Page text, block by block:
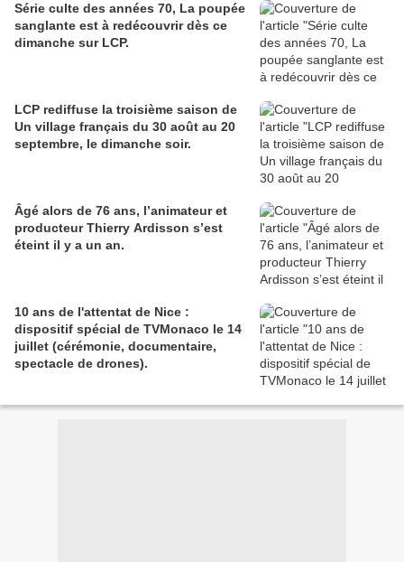
Série culte des années 70, La poupée
sanglante est à redécouvrir dès ce
dimanche sur LCP.
LCP rediffuse la troisième saison de
Un village français du 30 août au 20
septembre, le dimanche soir.
Âgé alors de 76 ans, l’animateur et
producteur Thierry Ardisson s’est
éteint il y a un an.
10 ans de l'attentat de Nice :
dispositif spécial de TVMonaco le 14
juillet (cérémonie, documentaire,
spectacle de drones).